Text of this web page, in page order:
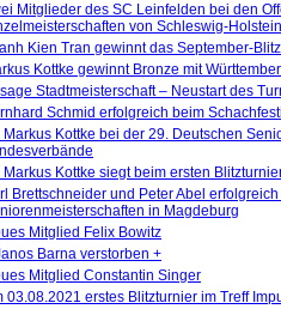
Mitglieder des SC Leinfelden bei den
von Schleswig-
Kien Tran gewinnt das September-
Kottke gewinnt Bronze mit
Stadtmeisterschaft – Neustart des
Schmid erfolgreich beim
Markus Kottke bei der 29. Deutschen
Markus Kottke siegt beim ersten
Brettschneider und Peter Abel
in Magdeburg
Mitglied Felix Bowitz
Barna verstorben +
Mitglied Constantin Singer
03.08.2021 erstes Blitzturnier im Treff